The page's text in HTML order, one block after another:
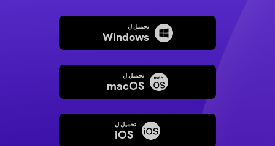
تحميل ل
Windows
تحميل ل
macOS
تحميل ل
iOS